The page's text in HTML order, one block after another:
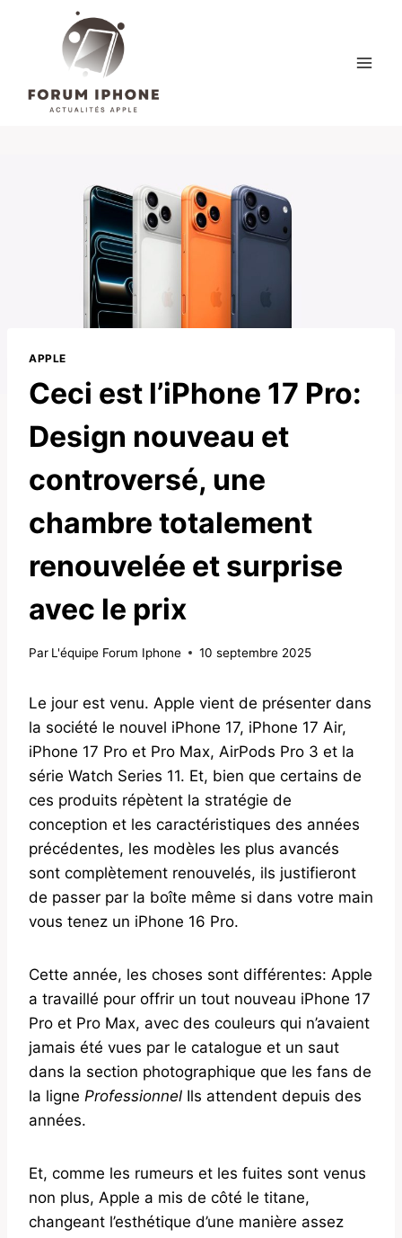
APPLE
Ceci est l’iPhone 17 Pro:
Design nouveau et
controversé, une
chambre totalement
renouvelée et surprise
avec le prix
Par L'équipe Forum Iphone 10 septembre 2025
Le jour est venu. Apple vient de présenter dans
la société le nouvel iPhone 17, iPhone 17 Air,
iPhone 17 Pro et Pro Max, AirPods Pro 3 et la
série Watch Series 11. Et, bien que certains de
ces produits répètent la stratégie de
conception et les caractéristiques des années
précédentes, les modèles les plus avancés
sont complètement renouvelés, ils justifieront
de passer par la boîte même si dans votre main
vous tenez un iPhone 16 Pro.
Cette année, les choses sont différentes: Apple
a travaillé pour offrir un tout nouveau iPhone 17
Pro et Pro Max, avec des couleurs qui n’avaient
jamais été vues par le catalogue et un saut
dans la section photographique que les fans de
la ligne Professionnel Ils attendent depuis des
années.
Et, comme les rumeurs et les fuites sont venus
non plus, Apple a mis de côté le titane,
changeant l’esthétique d’une manière assez